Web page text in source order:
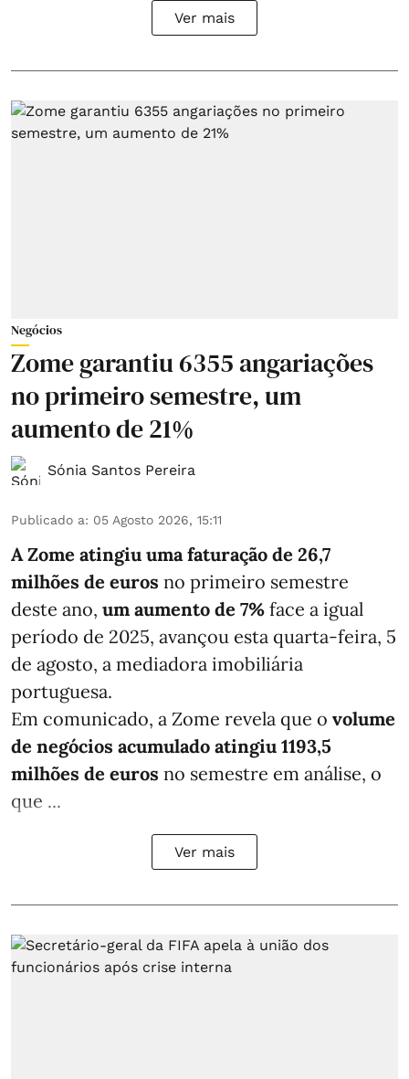
Ver mais
Negócios
Zome garantiu 6355 angariações
no primeiro semestre, um
aumento de 21%
Sónia Santos Pereira
Publicado a: 05 Agosto 2026, 15:11
A Zome atingiu uma faturação de 26,7
milhões de euros no primeiro semestre
deste ano, um aumento de 7% face a igual
período de 2025, avançou esta quarta-feira, 5
de agosto, a mediadora imobiliária
portuguesa.
Em comunicado, a Zome revela que o volume
de negócios acumulado atingiu 1193,5
milhões de euros no semestre em análise, o
que ...
Ver mais